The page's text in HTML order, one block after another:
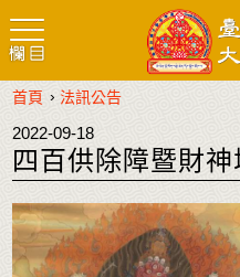
首頁 ›法訊公告
四百供除障暨財
2022-09-18